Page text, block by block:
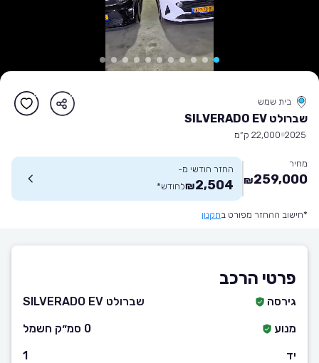
בית שמש
שברולט SILVERADO EV
2025 22,000 ק״מ
מחיר
259,000
₪
החזר חודשי מ-
2,504
₪לחודש*
*חישוב ההחזר מפורט בתקנון
פרטי הרכב
גירסה
שברולט SILVERADO EV
מנוע
0 סמ״ק חשמל
יד
1